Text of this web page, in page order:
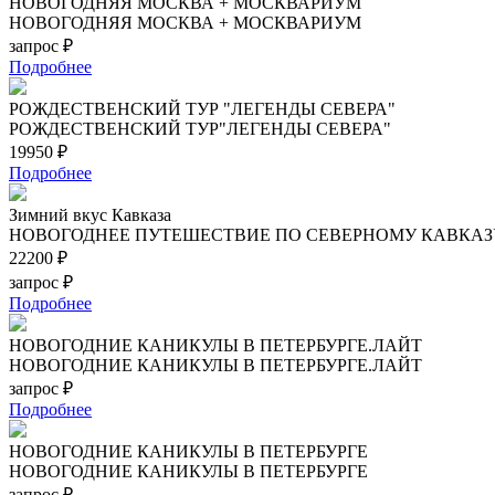
НОВОГОДНЯЯ МОСКВА + МОСКВАРИУМ
запрос ₽
Подробнее
РОЖДЕСТВЕНСКИЙ ТУР "ЛЕГЕНДЫ СЕВЕРА"
РОЖДЕСТВЕНСКИЙ ТУР"ЛЕГЕНДЫ СЕВЕРА"
19950 ₽
Подробнее
Зимний вкус Кавказа
НОВОГОДНЕЕ ПУТЕШЕСТВИЕ ПО СЕВЕРНОМУ
22200 ₽
запрос ₽
Подробнее
НОВОГОДНИЕ КАНИКУЛЫ В ПЕТЕРБУРГЕ.ЛАЙТ
НОВОГОДНИЕ КАНИКУЛЫ В ПЕТЕРБУРГЕ.ЛАЙТ
запрос ₽
Подробнее
НОВОГОДНИЕ КАНИКУЛЫ В ПЕТЕРБУРГЕ
НОВОГОДНИЕ КАНИКУЛЫ В ПЕТЕРБУРГЕ